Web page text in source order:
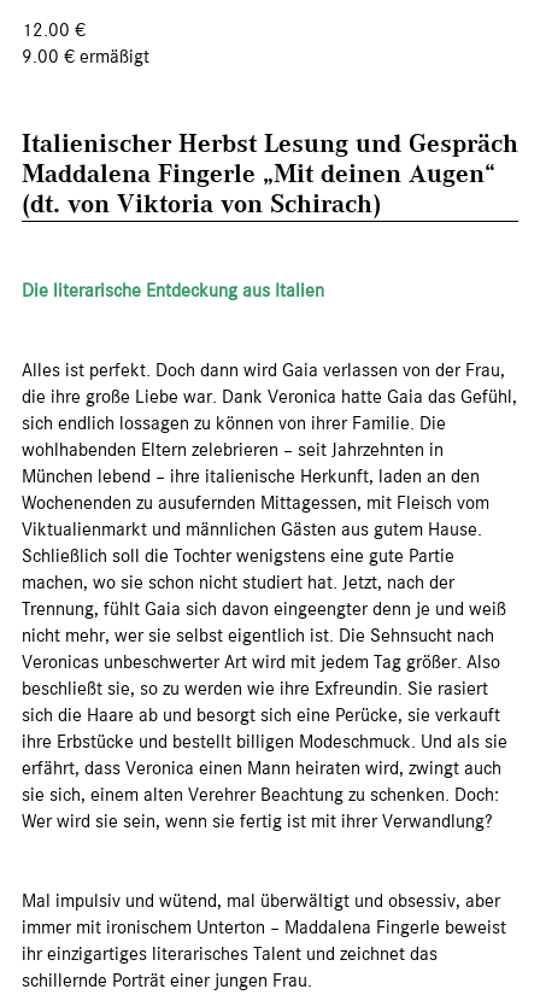
12.00 €
9.00 € ermäßigt
Italienischer Herbst Lesung und Gespräch
Maddalena Fingerle „Mit deinen Augen“
(dt. von Viktoria von Schirach)
Die literarische Entdeckung aus Italien
Alles ist perfekt. Doch dann wird Gaia verlassen von der Frau,
die ihre große Liebe war. Dank Veronica hatte Gaia das Gefühl,
sich endlich lossagen zu können von ihrer Familie. Die
wohlhabenden Eltern zelebrieren – seit Jahrzehnten in
München lebend – ihre italienische Herkunft, laden an den
Wochenenden zu ausufernden Mittagessen, mit Fleisch vom
Viktualienmarkt und männlichen Gästen aus gutem Hause.
Schließlich soll die Tochter wenigstens eine gute Partie
machen, wo sie schon nicht studiert hat. Jetzt, nach der
Trennung, fühlt Gaia sich davon eingeengter denn je und weiß
nicht mehr, wer sie selbst eigentlich ist. Die Sehnsucht nach
Veronicas unbeschwerter Art wird mit jedem Tag größer. Also
beschließt sie, so zu werden wie ihre Exfreundin. Sie rasiert
sich die Haare ab und besorgt sich eine Perücke, sie verkauft
ihre Erbstücke und bestellt billigen Modeschmuck. Und als sie
erfährt, dass Veronica einen Mann heiraten wird, zwingt auch
sie sich, einem alten Verehrer Beachtung zu schenken. Doch:
Wer wird sie sein, wenn sie fertig ist mit ihrer Verwandlung?
Mal impulsiv und wütend, mal überwältigt und obsessiv, aber
immer mit ironischem Unterton – Maddalena Fingerle beweist
ihr einzigartiges literarisches Talent und zeichnet das
schillernde Porträt einer jungen Frau.